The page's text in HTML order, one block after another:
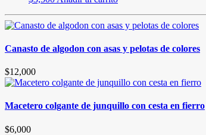
Canasto de algodon con asas y pelotas de colores
$12,000
Macetero colgante de junquillo con cesta en fierro
$6,000